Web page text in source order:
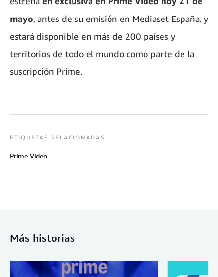
mayo, antes de su emisión en Mediaset España, y
estará disponible en más de 200 países y
territorios de todo el mundo como parte de la
suscripción Prime.
ETIQUETAS RELACIONADAS
Prime Video
Más historias